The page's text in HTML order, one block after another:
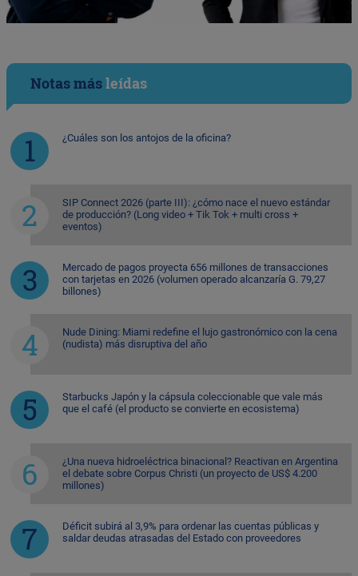
Notas másleídas
¿Cuáles son los antojos de la oficina?
SIP Connect 2026 (parte III): ¿cómo nace el nuevo estándar
de producción? (Long video + Tik Tok + multi cross +
eventos)
Mercado de pagos proyecta 656 millones de transacciones
con tarjetas en 2026 (volumen operado alcanzaría G. 79,27
billones)
Nude Dining: Miami redefine el lujo gastronómico con la cena
(nudista) más disruptiva del año
Starbucks Japón y la cápsula coleccionable que vale más
que el café (el producto se convierte en ecosistema)
¿Una nueva hidroeléctrica binacional? Reactivan en Argentina
el debate sobre Corpus Christi (un proyecto de US$ 4.200
millones)
Déficit subirá al 3,9% para ordenar las cuentas públicas y
saldar deudas atrasadas del Estado con proveedores